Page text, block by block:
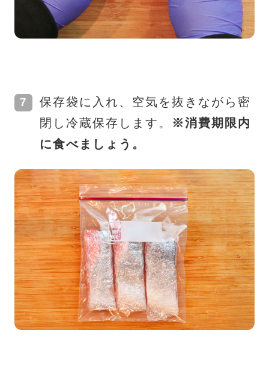
保存袋に入れ、空気を抜きながら密
閉し冷蔵保存します。 ※消費期限内
に食べましょう。